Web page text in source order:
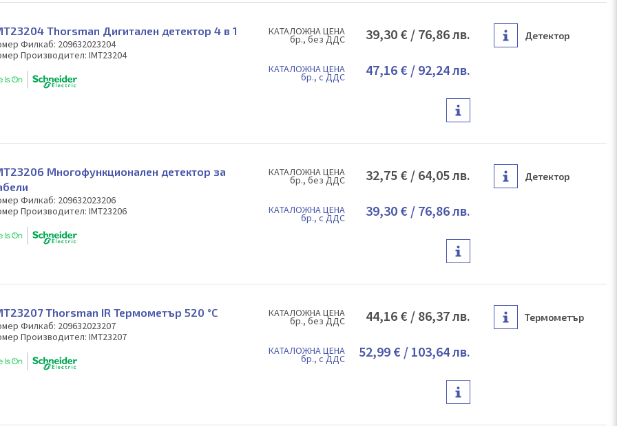
Thorsman Дигитален детектор 4 в 1
Филкаб: 209632023204
Производител: IMT23204
КAТАЛОЖНА ЦЕНА
бр., без ДДС
КAТАЛОЖНА ЦЕНА
бр., с ДДС
39,30 € / 76,86 лв.
47,16 € / 92,24 лв.
Детектор
Многофункционален детектор за
Филкаб: 209632023206
Производител: IMT23206
КAТАЛОЖНА ЦЕНА
бр., без ДДС
КAТАЛОЖНА ЦЕНА
бр., с ДДС
32,75 € / 64,05 лв.
39,30 € / 76,86 лв.
Детектор
Thorsman IR Термометър 520 °C
Филкаб: 209632023207
Производител: IMT23207
КAТАЛОЖНА ЦЕНА
бр., без ДДС
КAТАЛОЖНА ЦЕНА
бр., с ДДС
44,16 € / 86,37 лв.
52,99 € / 103,64 лв.
Термометър